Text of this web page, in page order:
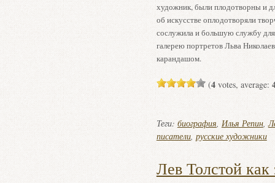
художник, были плодотворны и
об искусстве оплодотворяли
сослужила и большую службу
галерею портретов Льва
карандашом.
(4votes, average:
Теги: биография, Илья Репин,
писатели, русские художники
Лев Толстой как